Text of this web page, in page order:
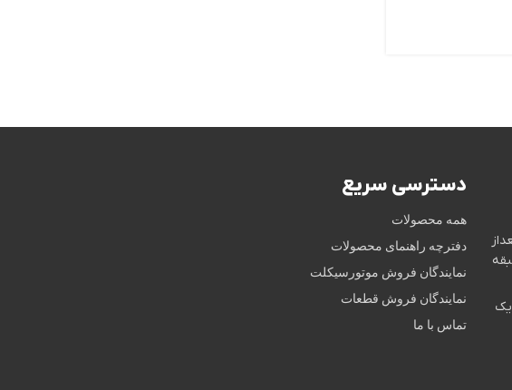
پلاک ۲۴۳، طبقه
یک
دسترسی سریع
همه محصولات
دفترچه راهنمای محصولات
نمایندگان فروش موتورسیکلت
نمایندگان فروش قطعات
تماس با ما